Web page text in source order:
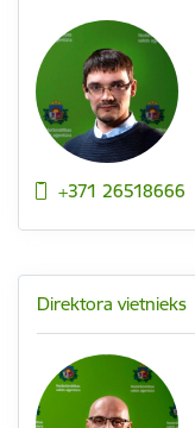
+371 26518666
Direktora vietnieks